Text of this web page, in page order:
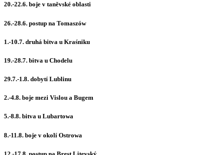
20.-22.6. boje v taněvské oblasti
26.-28.6. postup na Tomaszów
1.-10.7. druhá bitva u Kraśniku
19.-28.7. bitva u Chodelu
29.7.-1.8. dobytí Lublinu
2.-4.8. boje mezi Vislou a Bugem
5.-8.8. bitva u Lubartowa
8.-11.8. boje v okolí Ostrowa